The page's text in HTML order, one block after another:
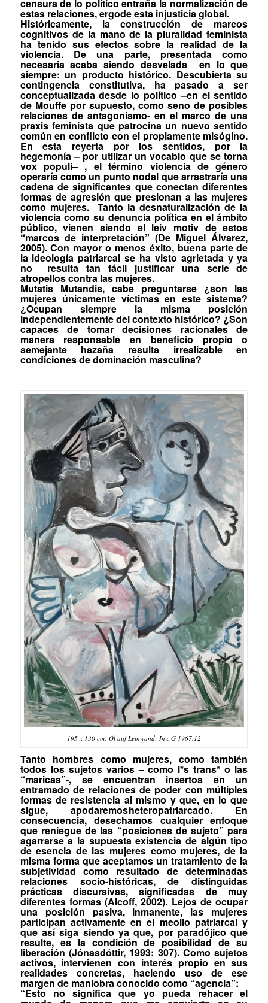
censura de lo político entraña la normalización de
estas relaciones,ergode esta injusticia global.
Históricamente, la construcción demarcos
cognitivos de la mano de la pluralidad feminista
ha tenido sus efectos sobre la realidad de la
violencia. De una parte, presentada como
necesariaacaba siendo desvelada en lo que
siempre: un producto histórico. Descubierta su
contingencia constitutiva, ha pasado a ser
conceptualizada desde lo político –en el sentido
de Mouffe por supuesto, como seno de posibles
relaciones de antagonismo- en el marco de una
praxisfeminista que patrocina un nuevosentido
común en conflicto con el propiamente misógino.
En esta reyerta por los sentidos, por la
hegemonía– por utilizar un vocablo que se torna
vox populi– , el término violencia de género
operaría como un punto nodal que arrastraría una
cadena de significantes que conectan diferentes
formas de agresión que presionan a las mujeres
como mujeres. Tanto la desnaturalización de la
violencia como su denuncia política en el ámbito
público, vienen siendo el leiv motiv de estos
“marcos de interpretación” (De Miguel Álvarez,
2005). Con mayor o menos éxito, buena parte de
la ideología patriarcal se ha visto agrietada y ya
no resulta tan fácil justificar una serie de
atropellos contra las mujeres.
Mutatis Mutandis, cabe preguntarse ¿son las
mujeres únicamente víctimas en este sistema?
¿Ocupan siempre la misma posición
independientemente del contexto histórico? ¿Son
capaces de tomar decisiones racionales de
manera responsable en beneficio propio o
semejante hazaña resulta irrealizable en
condiciones de dominación masculina?
195 x 130 cm; Öl auf Leinwand; Inv. G 1967.12
Tanto hombres como mujeres, como también
todos los sujetos varios – como l*s trans* o las
“maricas”-, se encuentran insertos en un
entramado de relaciones de poder con múltiples
formas de resistencia al mismo y que, en lo que
sigue, apodaremosheteropatriarcado.En
consecuencia, desechamos cualquier enfoque
que reniegue de las “posiciones de sujeto” para
agarrarse a la supuesta existencia de algún tipo
de esencia de las mujeres como mujeres, de la
misma forma que aceptamos un tratamiento de la
subjetividad como resultado de determinadas
relaciones socio-históricas, de distinguidas
prácticas discursivas, significadas de muy
diferentes formas (Alcoff, 2002). Lejos de ocupar
una posición pasiva, inmanente, las mujeres
participan activamente en el meollo patriarcal y
que así siga siendo ya que, por paradójico que
resulte, es la condición de posibilidad de su
liberación (Jónasdóttir, 1993: 307). Como sujetos
activos, intervienen con interés propio en sus
realidades concretas, haciendo uso de ese
margen de maniobra conocido como “agencia”:
“Esto no significa que yo pueda rehacer el